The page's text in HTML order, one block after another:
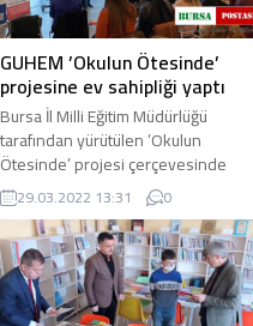
GUHEM ’Okulun Ötesinde’
projesine ev sahipliği yaptı
Bursa İl Milli Eğitim Müdürlüğü
tarafından yürütülen ’Okulun
Ötesinde’ projesi çerçevesinde
’Okul Dışı Öğrenme Ortamı Olarak
Bilim Merkezlerinde ...
29.03.2022 13:31 0